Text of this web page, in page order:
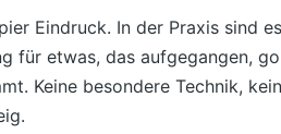
Eindruck. In der Praxis sind
für etwas, das aufgegangen,
Keine besondere Technik,